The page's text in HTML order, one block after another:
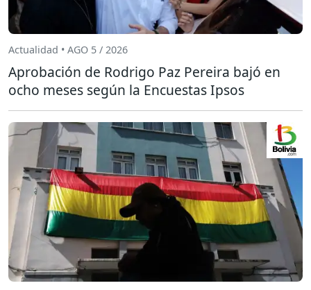
Actualidad • AGO 5 / 2026
Aprobación de Rodrigo Paz Pereira bajó en
ocho meses según la Encuestas Ipsos